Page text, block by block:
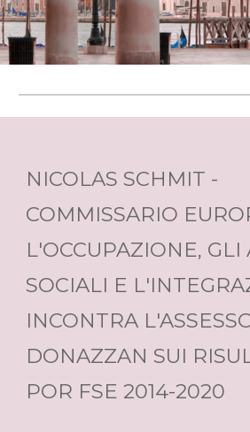
NICOLAS SCHMIT -
COMMISSARIO
L'OCCUPAZIONE, GLI
SOCIALI E
INCONTRA
DONAZZAN SUI
POR FSE 2014-2020